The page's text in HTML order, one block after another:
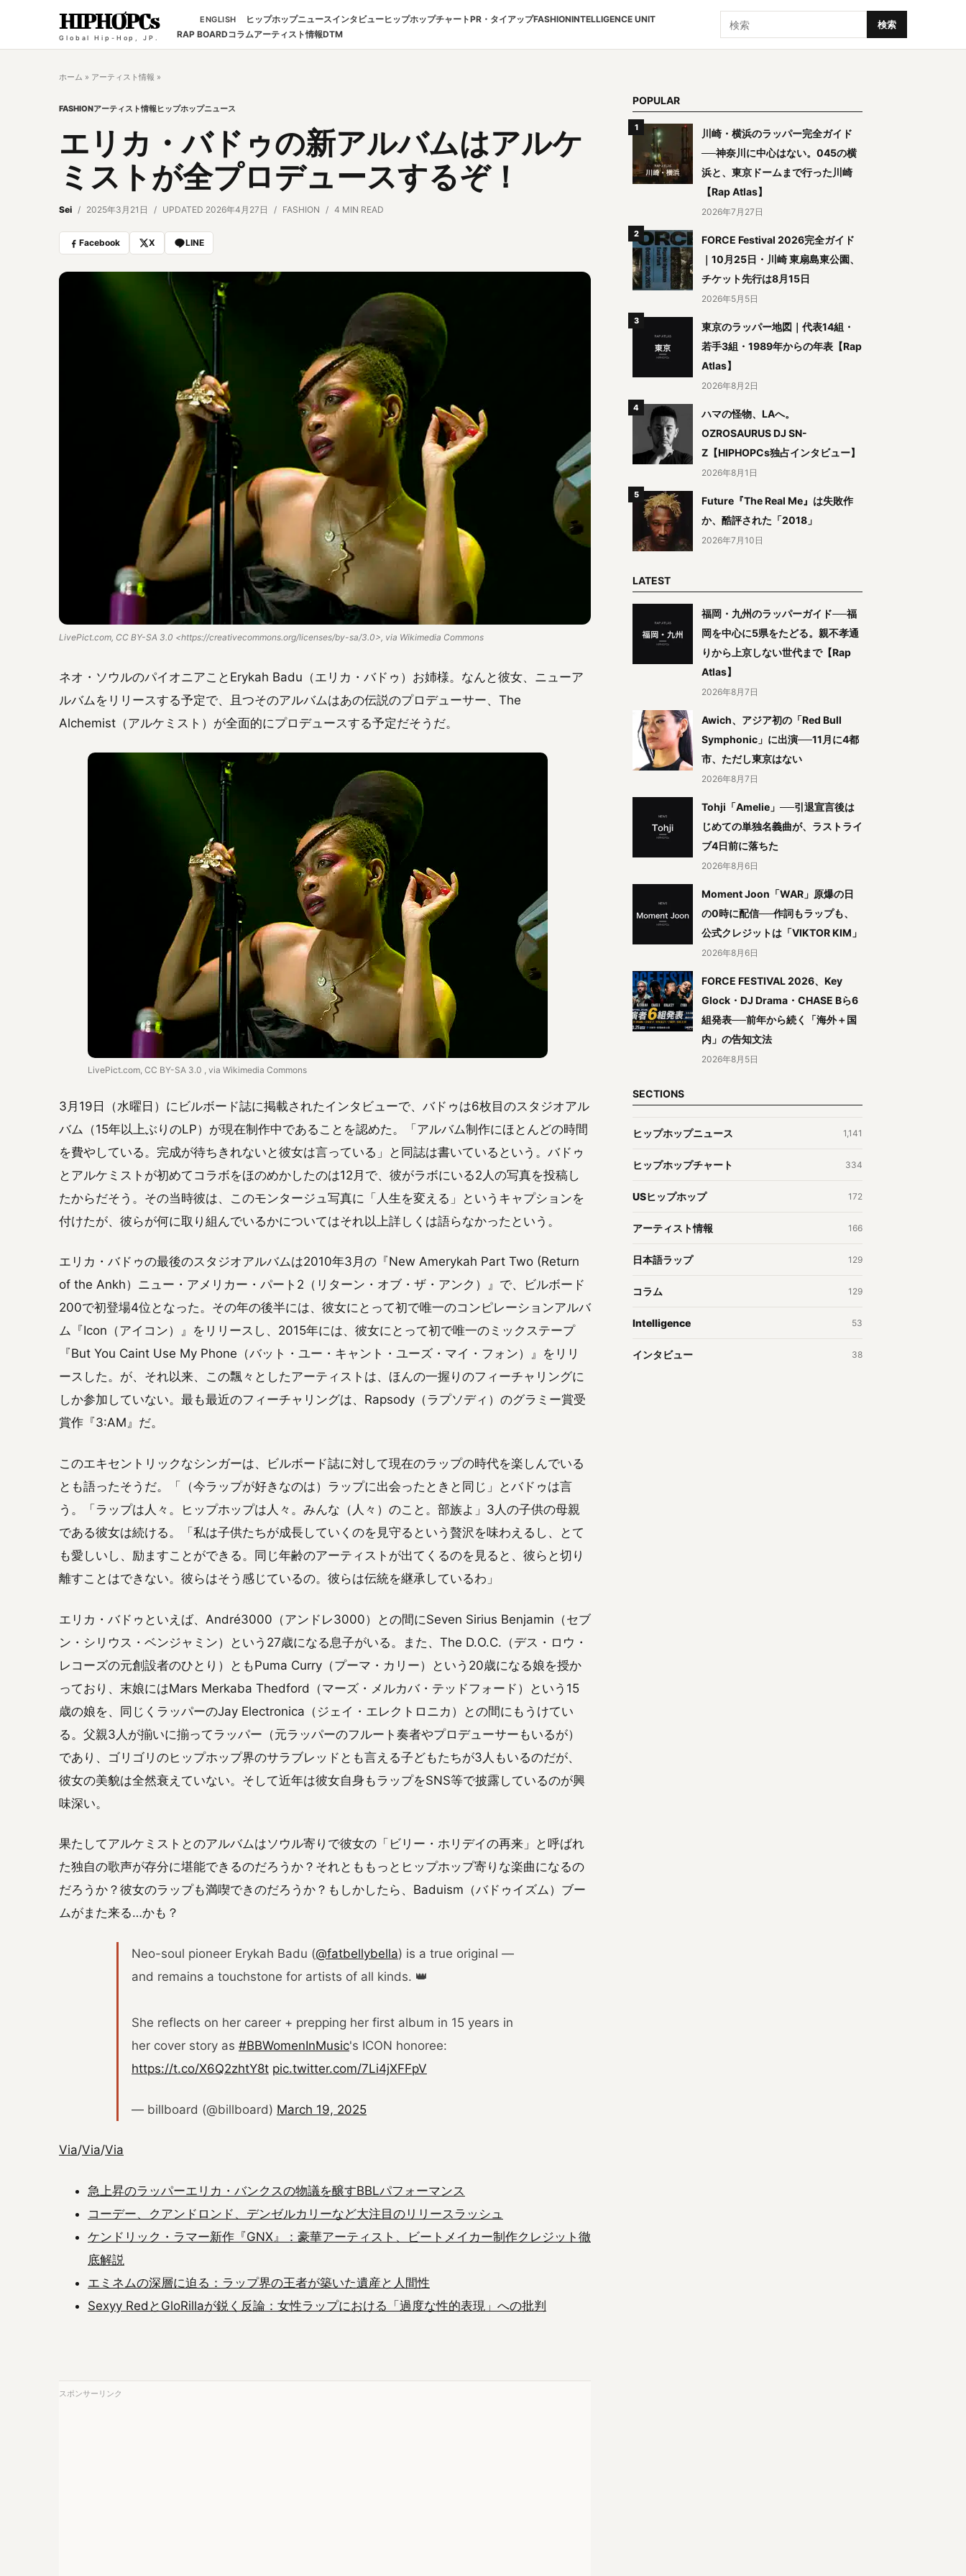
HIPHOPCs
Global Hip-Hop, JP.
ENGLISH ヒップホップニュースインタビューヒップホップチャートPR・タイアップFASHIONINTELLIGENCE UNIT
RAP BOARDコラムアーティスト情報DTM
検索 検索
ホーム » アーティスト情報 »
FASHIONアーティスト情報 ヒップホップニュース
エリカ・バドゥの新アルバムはアルケ
ミストが全プロデュースするぞ！
Sei 2025年3月21日 UPDATED 2026年4月27日 FASHION 4 MIN READ
Facebook X LINE
LivePict.com, CC BY-SA 3.0 <https://creativecommons.org/licenses/by-sa/3.0>, via Wikimedia Commons
ネオ・ソウルのパイオニアことErykah Badu（エリカ・バドゥ）お姉様。なんと彼女、ニューア
ルバムをリリースする予定で、且つそのアルバムはあの伝説のプロデューサー、The
Alchemist（アルケミスト）が全面的にプロデュースする予定だそうだ。
LivePict.com, CC BY-SA 3.0 , via Wikimedia Commons
3月19日（水曜日）にビルボード誌に掲載されたインタビューで、バドゥは6枚目のスタジオアル
バム（15年以上ぶりのLP）が現在制作中であることを認めた。「アルバム制作にほとんどの時間
を費やしている。完成が待ちきれないと彼女は言っている」と同誌は書いているという。バドゥ
とアルケミストが初めてコラボをほのめかしたのは12月で、彼がラボにいる2人の写真を投稿し
たからだそう。その当時彼は、このモンタージュ写真に「人生を変える」というキャプションを
付けたが、彼らが何に取り組んでいるかについてはそれ以上詳しくは語らなかったという。
エリカ・バドゥの最後のスタジオアルバムは2010年3月の『New Amerykah Part Two (Return
of the Ankh）ニュー・アメリカー・パート2（リターン・オブ・ザ・アンク）』で、ビルボード
200で初登場4位となった。その年の後半には、彼女にとって初で唯一のコンピレーションアルバ
ム『Icon（アイコン）』をリリースし、2015年には、彼女にとって初で唯一のミックステープ
『But You Caint Use My Phone（バット・ユー・キャント・ユーズ・マイ・フォン）』をリリ
ースした。が、それ以来、この飄々としたアーティストは、ほんの一握りのフィーチャリングに
しか参加していない。最も最近のフィーチャリングは、Rapsody（ラプソディ）のグラミー賞受
賞作『3:AM』だ。
このエキセントリックなシンガーは、ビルボード誌に対して現在のラップの時代を楽しんでいる
とも語ったそうだ。「（今ラップが好きなのは）ラップに出会ったときと同じ」とバドゥは言
う。「ラップは人々。ヒップホップは人々。みんな（人々）のこと。部族よ」3人の子供の母親
である彼女は続ける。「私は子供たちが成長していくのを見守るという贅沢を味わえるし、とて
も愛しいし、励ますことができる。同じ年齢のアーティストが出てくるのを見ると、彼らと切り
離すことはできない。彼らはそう感じているの。彼らは伝統を継承しているわ」
エリカ・バドゥといえば、André3000（アンドレ3000）との間にSeven Sirius Benjamin（セブ
ン・シリウス・ベンジャミン）という27歳になる息子がいる。また、The D.O.C.（デス・ロウ・
レコーズの元創設者のひとり）ともPuma Curry（プーマ・カリー）という20歳になる娘を授か
っており、末娘にはMars Merkaba Thedford（マーズ・メルカバ・テッドフォード）という15
歳の娘を、同じくラッパーのJay Electronica（ジェイ・エレクトロニカ）との間にもうけてい
る。父親3人が揃いに揃ってラッパー（元ラッパーのフルート奏者やプロデューサーもいるが）
であり、ゴリゴリのヒップホップ界のサラブレッドとも言える子どもたちが3人もいるのだが、
彼女の美貌は全然衰えていない。そして近年は彼女自身もラップをSNS等で披露しているのが興
味深い。
果たしてアルケミストとのアルバムはソウル寄りで彼女の「ビリー・ホリデイの再来」と呼ばれ
た独自の歌声が存分に堪能できるのだろうか？それとももっとヒップホップ寄りな楽曲になるの
だろうか？彼女のラップも満喫できのだろうか？もしかしたら、Baduism（バドゥイズム）ブー
ムがまた来る…かも？
Neo-soul pioneer Erykah Badu (@fatbellybella) is a true original —
and remains a touchstone for artists of all kinds. 👑
She reflects on her career + prepping her first album in 15 years in
her cover story as #BBWomenInMusic's ICON honoree:
https://t.co/X6Q2zhtY8t pic.twitter.com/7Li4jXFFpV
— billboard (@billboard) March 19, 2025
Via/Via/Via
急上昇のラッパーエリカ・バンクスの物議を醸すBBLパフォーマンス
コーデー、クアンドロンド、デンゼルカリーなど大注目のリリースラッシュ
ケンドリック・ラマー新作『GNX』：豪華アーティスト、ビートメイカー制作クレジット徹
底解説
エミネムの深層に迫る：ラップ界の王者が築いた遺産と人間性
Sexyy RedとGloRillaが鋭く反論：女性ラップにおける「過度な性的表現」への批判
スポンサーリンク
POPULAR
川崎・横浜のラッパー完全ガイド
──神奈川に中心はない。045の横
浜と、東京ドームまで行った川崎
【Rap Atlas】
2026年7月27日
FORCE Festival 2026完全ガイド
｜10月25日・川崎 東扇島東公園、
チケット先行は8月15日
2026年5月5日
東京のラッパー地図｜代表14組・
若手3組・1989年からの年表【Rap
Atlas】
2026年8月2日
ハマの怪物、LAへ。
OZROSAURUS DJ SN-
Z【HIPHOPCs独占インタビュー】
2026年8月1日
Future『The Real Me』は失敗作
か、酷評された「2018」
2026年7月10日
LATEST
福岡・九州のラッパーガイド──福
岡を中心に5県をたどる。親不孝通
りから上京しない世代まで【Rap
Atlas】
2026年8月7日
Awich、アジア初の「Red Bull
Symphonic」に出演──11月に4都
市、ただし東京はない
2026年8月7日
Tohji「Amelie」──引退宣言後は
じめての単独名義曲が、ラストライ
ブ4日前に落ちた
2026年8月6日
Moment Joon「WAR」原爆の日
の0時に配信──作詞もラップも、
公式クレジットは「VIKTOR KIM」
2026年8月6日
FORCE FESTIVAL 2026、Key
Glock・DJ Drama・CHASE Bら6
組発表──前年から続く「海外＋国
内」の告知文法
2026年8月5日
SECTIONS
ヒップホップニュース 1,141
ヒップホップチャート 334
USヒップホップ 172
アーティスト情報 166
日本語ラップ 129
コラム 129
Intelligence 53
インタビュー 38